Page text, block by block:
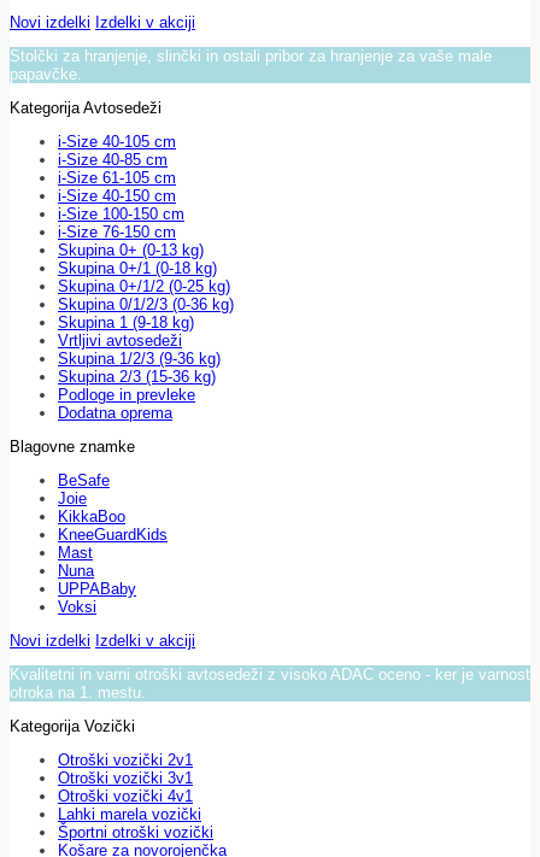
Novi izdelki Izdelki v akciji
Stolčki za hranjenje, slinčki in ostali pribor za hranjenje za vaše male
papavčke.
Kategorija Avtosedeži
i-Size 40-105 cm
i-Size 40-85 cm
i-Size 61-105 cm
i-Size 40-150 cm
i-Size 100-150 cm
i-Size 76-150 cm
Skupina 0+ (0-13 kg)
Skupina 0+/1 (0-18 kg)
Skupina 0+/1/2 (0-25 kg)
Skupina 0/1/2/3 (0-36 kg)
Skupina 1 (9-18 kg)
Vrtljivi avtosedeži
Skupina 1/2/3 (9-36 kg)
Skupina 2/3 (15-36 kg)
Podloge in prevleke
Dodatna oprema
Blagovne znamke
BeSafe
Joie
KikkaBoo
KneeGuardKids
Mast
Nuna
UPPABaby
Voksi
Novi izdelki Izdelki v akciji
Kvalitetni in varni otroški avtosedeži z visoko ADAC oceno - ker je varnost
otroka na 1. mestu.
Kategorija Vozički
Otroški vozički 2v1
Otroški vozički 3v1
Otroški vozički 4v1
Lahki marela vozički
Športni otroški vozički
Košare za novorojenčka